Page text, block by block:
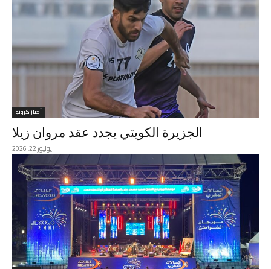
أخبار كرونو
الجزيرة الكويتي يجدد عقد مروان زيلا
يوليوز 22, 2026